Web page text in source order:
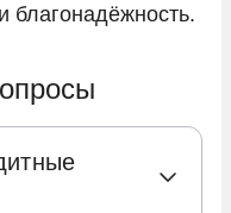
благонадёжность.